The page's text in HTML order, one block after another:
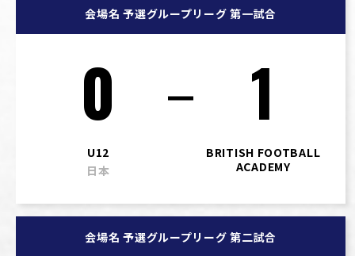
会場名 予選グループリーグ 第一試合
0
U12
日本
1
BRITISH FOOTBALL
ACADEMY
会場名 予選グループリーグ 第二試合